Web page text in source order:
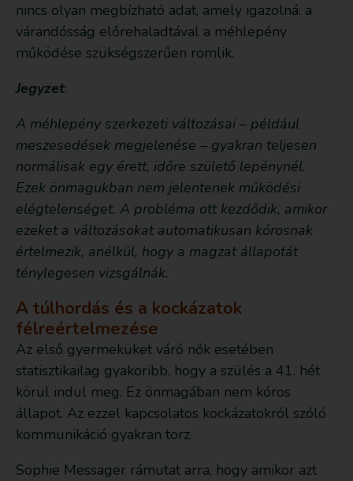
nincs olyan megbízható adat, amely igazolná: a
várandósság előrehaladtával a méhlepény
működése szükségszerűen romlik.
Jegyzet:
A méhlepény szerkezeti változásai – például
meszesedések megjelenése – gyakran teljesen
normálisak egy érett, időre születő lepénynél.
Ezek önmagukban nem jelentenek működési
elégtelenséget. A probléma ott kezdődik, amikor
ezeket a változásokat automatikusan kórosnak
értelmezik, anélkül, hogy a magzat állapotát
ténylegesen vizsgálnák.
A túlhordás és a kockázatok
félreértelmezése
Az első gyermeküket váró nők esetében
statisztikailag gyakoribb, hogy a szülés a 41. hét
körül indul meg. Ez önmagában nem kóros
állapot. Az ezzel kapcsolatos kockázatokról szóló
kommunikáció gyakran torz.
Sophie Messager rámutat arra, hogy amikor azt